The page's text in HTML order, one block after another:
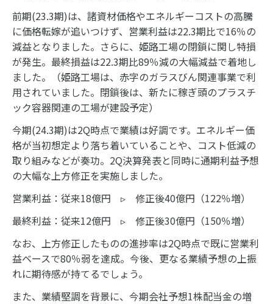
前期(23.3期)は、諸資材価格やエネルギーコストの高騰
に価格転嫁が追いつけず、営業利益は22.3期比で16％の
減益となりました。さらに、姫路工場の閉鎖に関し特損
が発生。最終損益は22.3期比89％減の大幅減益で着地し
ました。（姫路工場は、赤字のガラスびん関連事業で利
用されていました。閉鎖後は、新たに稼ぎ頭のプラスチ
ック容器関連の工場が建設予定）
今期(24.3期)は2Q時点で業績は好調です。エネルギー価
格が当初想定より落ち着いていることや、コスト低減の
取り組みなどが奏功。2Q決算発表と同時に通期利益予想
の大幅な上方修正を実施しました。
営業利益：従来18億円 ▹ 修正後40億円（122％増）
最終利益：従来12億円 ▹ 修正後30億円（150％増）
なお、上方修正したものの進捗率は2Q時点で既に営業利
益ベースで80％弱を達成。今後、更なる業績予想の上振
れに期待感が持てるでしょう。
また、業績堅調を背景に、今期会社予想1株配当金の増